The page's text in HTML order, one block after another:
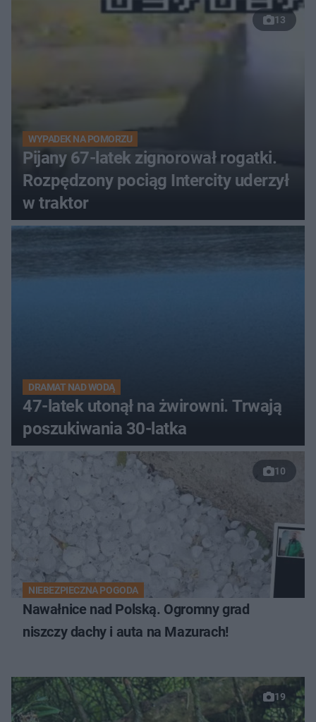
13
WYPADEK NA POMORZU
Pijany 67-latek zignorował rogatki.
Rozpędzony pociąg Intercity uderzył
w traktor
DRAMAT NAD WODĄ
47-latek utonął na żwirowni. Trwają
poszukiwania 30-latka
10
NIEBEZPIECZNA POGODA
Nawałnice nad Polską. Ogromny grad
niszczy dachy i auta na Mazurach!
19